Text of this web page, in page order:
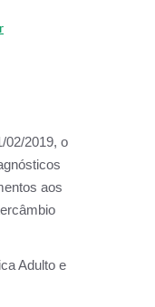
02/2019, o
aos
Adulto e